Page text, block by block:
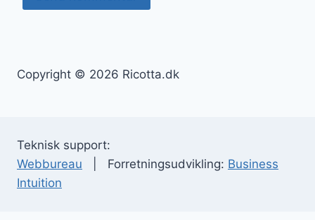
Copyright © 2026 Ricotta.dk
Teknisk support:
Webbureau | Forretningsudvikling: Business
Intuition